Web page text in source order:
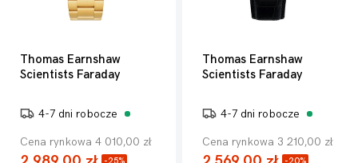
Thomas Earnshaw
Scientists Faraday
4-7 dni robocze
Cena rynkowa 4 010,00 zł
Thomas Earnshaw
Scientists Faraday
4-7 dni robocze
Cena rynkowa 3 210,00 zł